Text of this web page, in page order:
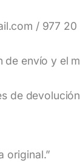
/ 977 20
envío y el
de
original.”